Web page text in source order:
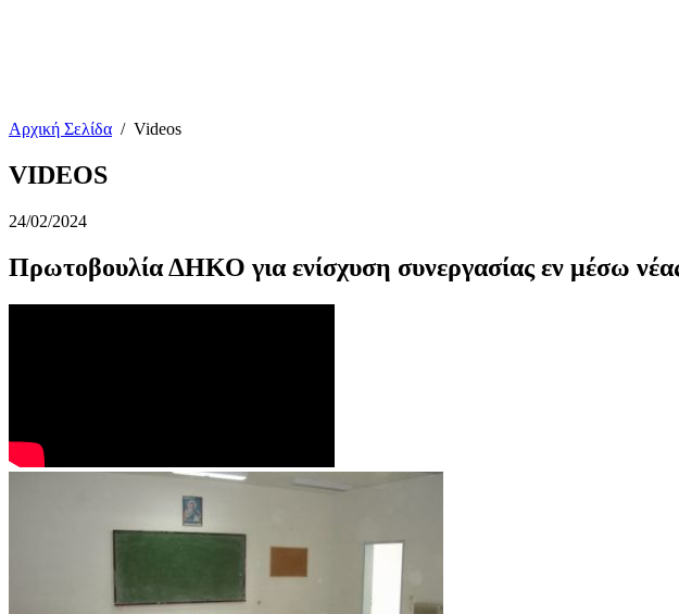
Αρχική Σελίδα / Videos
VIDEOS
24/02/2024
Πρωτοβουλία ΔΗΚΟ για ενίσχυση συνεργασίας εν μέσω